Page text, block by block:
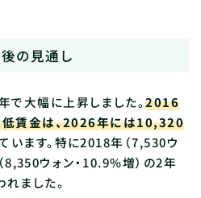
の見通し
大幅に上昇しました。2016
賃金は、2026年には10,320
います。特に2018年（7,530ウ
8,350ウォン・10.9%増）の2年
ました。